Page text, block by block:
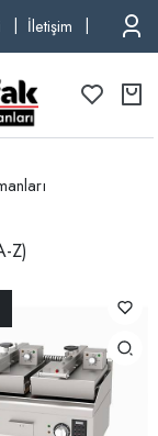
İletişim TEL:
Z)